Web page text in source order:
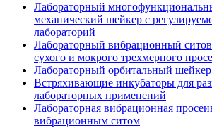
Лабораторный
механический шейкер с
лабораторий
Лабораторный вибрационный
сухого и мокрого трехмерного
Лабораторный орбитальный шейкер
Встряхивающие инкубаторы для
лабораторных применений
Лабораторная вибрационная
вибрационным ситом